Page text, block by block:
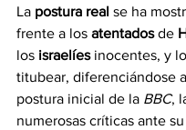
La postura real se ha
frente a los atentados de
los israelíes inocentes, y
titubear, diferenciándose
postura inicial de la BBC,
numerosas críticas ante